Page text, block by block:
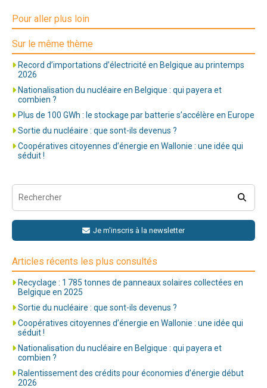
Pour aller plus loin
Sur le même thème
Record d’importations d’électricité en Belgique au printemps
2026
Nationalisation du nucléaire en Belgique : qui payera et
combien ?
Plus de 100 GWh : le stockage par batterie s’accélère en Europe
Sortie du nucléaire : que sont-ils devenus ?
Coopératives citoyennes d’énergie en Wallonie : une idée qui
séduit !
Je m'inscris à la newsletter
Articles récents les plus consultés
Recyclage : 1 785 tonnes de panneaux solaires collectées en
Belgique en 2025
Sortie du nucléaire : que sont-ils devenus ?
Coopératives citoyennes d’énergie en Wallonie : une idée qui
séduit !
Nationalisation du nucléaire en Belgique : qui payera et
combien ?
Ralentissement des crédits pour économies d’énergie début
2026